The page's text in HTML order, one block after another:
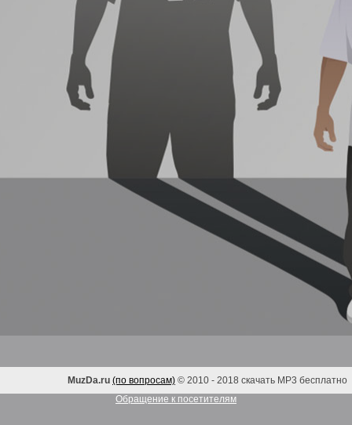
MuzDa.ru (по вопросам) © 2010 - 2018 скачать MP3 бесплатно
Обращение к посетителям